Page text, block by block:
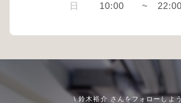
日 10:00 ~ 22:00
\ 鈴木裕介 さんをフォローしよ